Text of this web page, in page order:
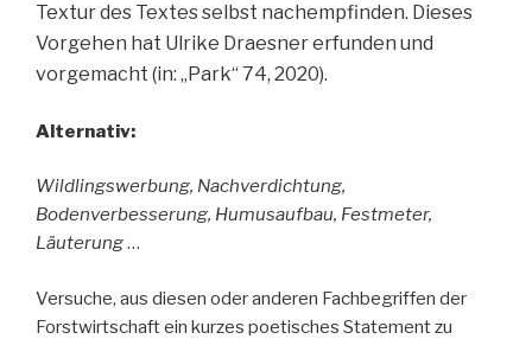
Textur des Textesselbst nachempfinden. Dieses
Vorgehen hat Ulrike Draesner erfunden und
vorgemacht (in: „Park“ 74, 2020).
Alternativ:
Wildlingswerbung, Nachverdichtung,
Bodenverbesserung, Humusaufbau, Festmeter,
Läuterung…
Versuche, aus diesen oder anderen Fachbegriffen der
Forstwirtschaft ein kurzes poetisches Statement zu